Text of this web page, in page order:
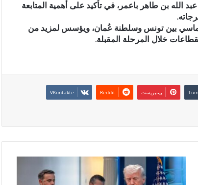
الله بن طاهر باعمر، في تأكيد على أهمية المتابعة
بين تونس وسلطنة عُمان، ويؤسس لمزيد من
خلال المرحلة المقبلة.
بينتيريست